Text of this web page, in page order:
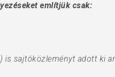
említjük csak:
is sajtóközleményt adott ki